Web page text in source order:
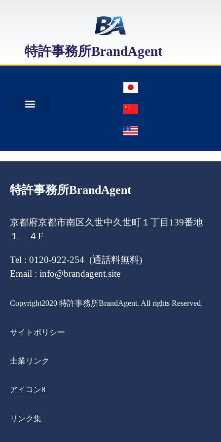
特許事務所BrandAgent
特許事務所BrandAgent
京都府京都市南区久世中久世町１丁目139番地
１ ４F
Tel : 0120-922-254 (通話料無料)
Email : info@brandagent.site
Copyright2020 特許事務所BrandAgent. All rights Reserved.
サイトポリシー
士業リンク
アイコン8
リンク集